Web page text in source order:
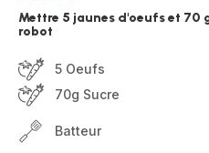
Mettre 5 jaunes d'oeufs et 70
robot
5 Oeufs
70g Sucre
Batteur